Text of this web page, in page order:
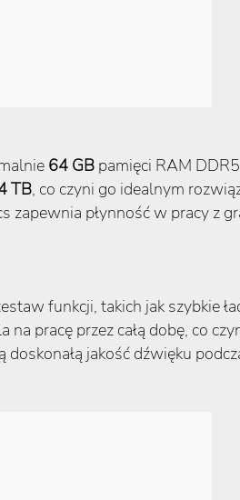
64 GB pamięci RAM
TB, co czyni go idealnym
płynność w pracy z
funkcji, takich jak szybkie
pracę przez całą dobę, co
jakość dźwięku